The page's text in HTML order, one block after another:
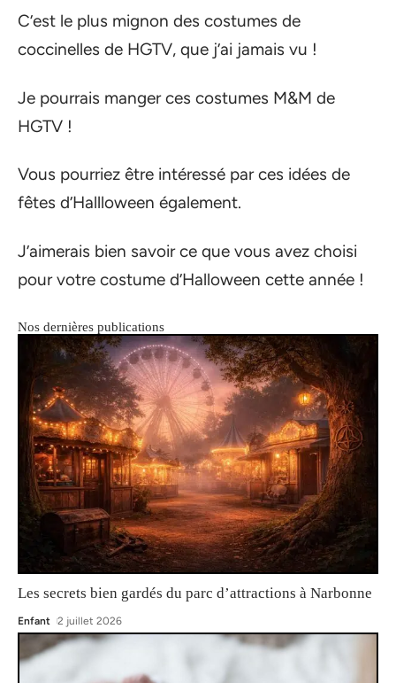
C’est le plus mignon des costumes de
coccinelles de HGTV, que j’ai jamais vu !
Je pourrais manger ces costumes M&M de
HGTV !
Vous pourriez être intéressé par ces idées de
fêtes d’Hallloween également.
J’aimerais bien savoir ce que vous avez choisi
pour votre costume d’Halloween cette année !
Nos dernières publications
Les secrets bien gardés du parc d’attractions à Narbonne
Enfant 2 juillet 2026